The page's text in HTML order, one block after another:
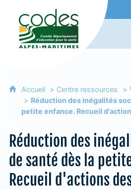
CoDES 06 -
Accueil Centre ressources
Réduction des inégalités
petite enfance. Recueil
Réduction des
de santé dès la
Recueil d'actions